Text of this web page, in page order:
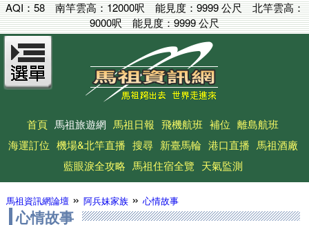
AQI：58 南竿雲高：12000呎能見度：9999 公尺北竿雲高：
9000呎能見度：9999 公尺
首頁 馬祖旅遊網 馬祖日報 飛機航班 補位 離島航班
海運訂位 機場&北竿直播 搜尋 新臺馬輪 港口直播 馬祖酒廠
藍眼淚全攻略 馬祖住宿全覽 天氣監測
馬祖資訊網論壇» 阿兵妹家族» 心情故事
心情故事